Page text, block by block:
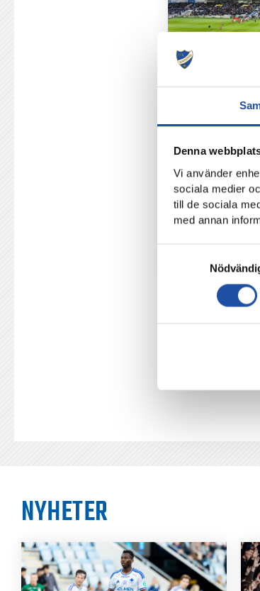
Denna
Vi använder
sociala medier
till de sociala
med annan
NYHETER